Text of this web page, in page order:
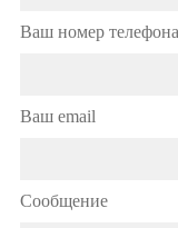
Ваш номер телефона
Ваш email
Сообщение